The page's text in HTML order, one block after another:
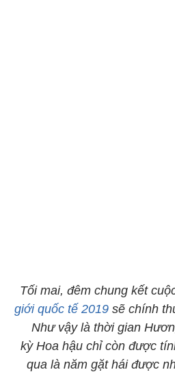
Tối mai, đêm chung kết
giới quốc tế 2019sẽ chính
Như vậy là thời gian
kỳ Hoa hậu chỉ còn được
qua là năm gặt hái được